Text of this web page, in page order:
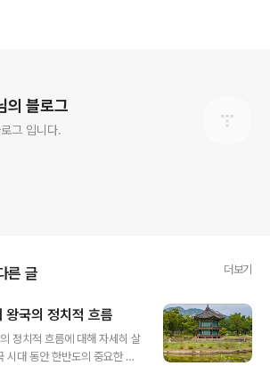
블로그
그 입니다.
른 글 더보기
왕국의 정치적 흐름
정치적 흐름에 대해 자세히 살
시대 동안 한반도의 중요한 왕